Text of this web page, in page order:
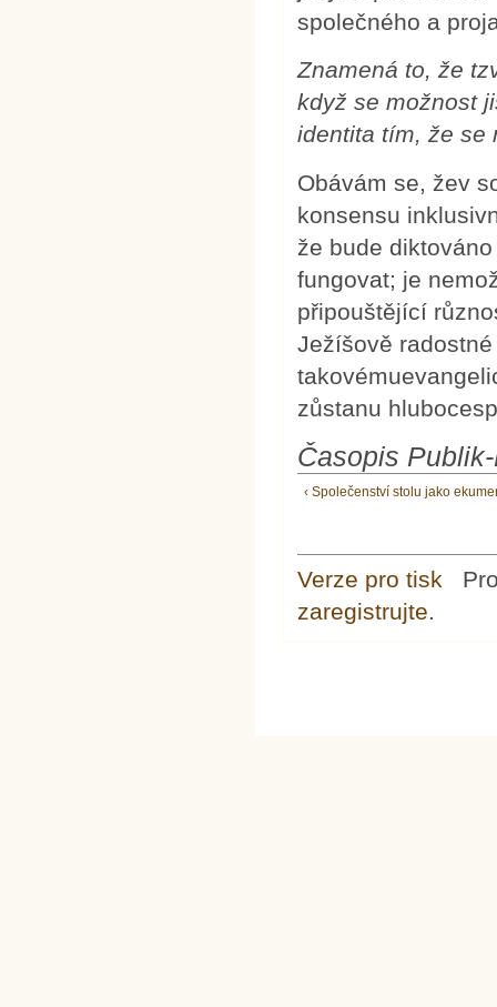
společného a
Znamená to, že
když se možnost
identita tím, že se
Obávám se, žev
konsensu
že bude
fungovat; je
připouštějící
Ježíšově
zůstanu
Časopis
‹ Společenství stolu jako
Verze pro tisk
zaregistrujte.